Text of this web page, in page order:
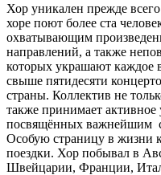
Хор уникален прежде
хоре поют более ста
охватывающим
направлений, а также
которых украшают каждое
свыше пятидесяти
страны. Коллектив не
также принимает активное
посвящённых важнейшим
Особую страницу в жизни
поездки. Хор побывал в
Швейцарии, Франции,